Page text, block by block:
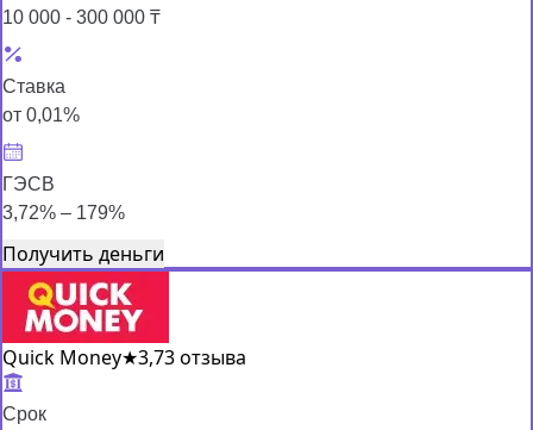
10 000 - 300 000 ₸
Ставка
от 0,01%
ГЭСВ
3,72% – 179%
Получить деньги
Quick Money★3,73 отзыва
Срок